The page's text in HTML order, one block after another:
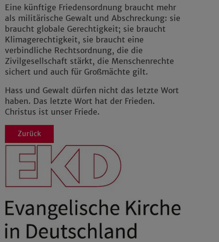
Eine künftige Friedensordnung braucht mehr
als militärische Gewalt und Abschreckung: sie
braucht globale Gerechtigkeit; sie braucht
Klimagerechtigkeit, sie braucht eine
verbindliche Rechtsordnung, die die
Zivilgesellschaft stärkt, die Menschenrechte
sichert und auch für Großmächte gilt.
Hass und Gewalt dürfen nicht das letzte Wort
haben. Das letzte Wort hat der Frieden.
Christus ist unser Friede.
Zurück